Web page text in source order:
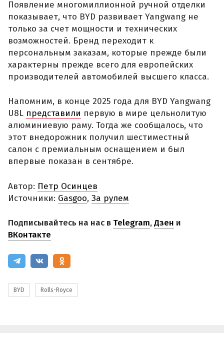
Появление многомиллионной ручной отделки
показывает, что BYD развивает Yangwang не
только за счет мощности и технических
возможностей. Бренд переходит к
персональным заказам, которые прежде были
характерны прежде всего для европейских
производителей автомобилей высшего класса.
Напомним, в конце 2025 года для BYD Yangwang
U8L представили первую в мире цельнолитую
алюминиевую раму. Тогда же сообщалось, что
этот внедорожник получил шестиместный
салон с премиальным оснащением и был
впервые показан в сентябре.
Автор: Петр Осинцев
Источники: Gasgoo, За рулем
Подписывайтесь на нас в Telegram,Дзен и
ВКонтакте
BYD Rolls-Royce